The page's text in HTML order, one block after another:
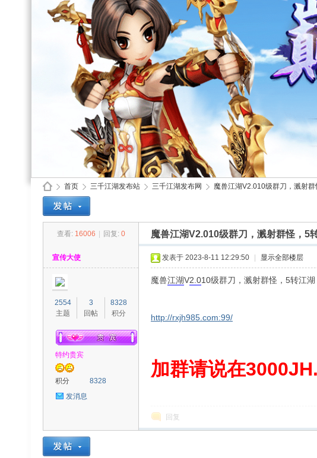
首页
›
三千江湖发布站 三千江湖发布网
›
魔兽江湖V2.010级群刀，溅射
查看: 16006 回复: 0 魔兽江湖V2.010级群刀，溅射群怪，5
宣传大使
2554
主题
3
回帖
8328
积分
特约贵宾
积分
8328
发消息
发表于 2023-8-11 12:29:50 显示全部楼层
魔兽江湖V2.010级群刀，溅射群怪，5转江
http://rxjh985.com:99/
加群请说在
回复